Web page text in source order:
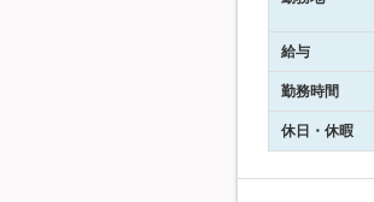
給与
勤務時間
休日・休暇